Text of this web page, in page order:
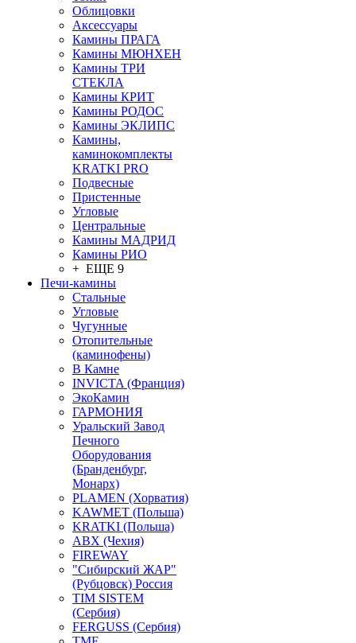
Облицовки
Аксессуары
Камины ПРАГА
Камины МЮНХЕН
Камины ТРИ
СТЕКЛА
Камины КРИТ
Камины РОДОС
Камины ЭКЛИПС
Камины,
каминокомплекты
KRATKI PRO
Подвесные
Пристенные
Угловые
Центральные
Камины МАДРИД
Камины РИО
+ ЕЩЕ 9
Печи-камины
Стальные
Угловые
Чугунные
Отопительные
(каминофены)
В Камне
INVICTA (Франция)
ЭкоКамин
ГАРМОНИЯ
Уральский Завод
Печного
Оборудования
(Бранденбург,
Монарх)
PLAMEN (Хорватия)
KAWMET (Польша)
KRATKI (Польша)
ABX (Чехия)
FIREWAY
"Сибирский ЖАР"
(Рубцовск) Россия
TIM SISTEM
(Сербия)
FERGUSS (Сербия)